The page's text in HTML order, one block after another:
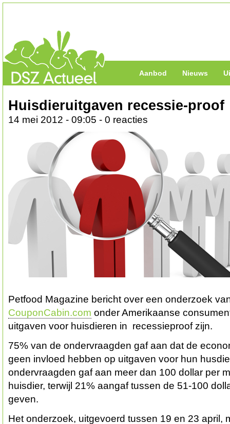
Aanbod Nieuws
Huisdieruitgaven recessie-proof
14 mei 2012 - 09:05 - 0 reacties
Petfood Magazine bericht over een onderzoek
CouponCabin.com onder Amerikaanse
uitgaven voor huisdieren in recessieproof zijn.
75% van de ondervraagden gaf aan dat de
geen invloed hebben op uitgaven voor hun
ondervraagden gaf aan meer dan 100 dollar per
huisdier, terwijl 21% aangaf tussen de 51-100
geven.
Het onderzoek, uitgevoerd tussen 19 en 23 april,